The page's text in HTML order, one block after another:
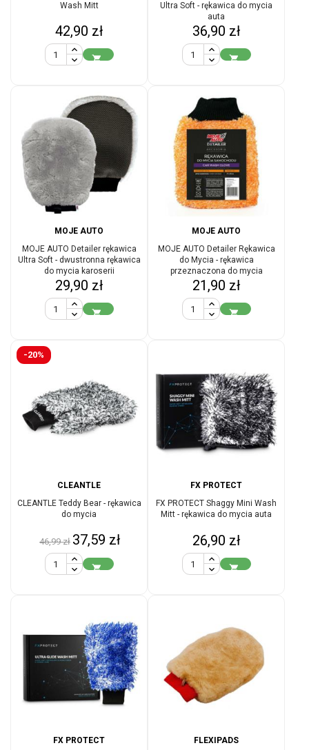
Wash Mitt
Cena
42,90 zł

Ultra Soft - rękawica do mycia
auta
Cena
36,90 zł

MOJE AUTO
MOJE AUTO Detailer rękawica
Ultra Soft - dwustronna rękawica
do mycia karoserii
Cena
29,90 zł

MOJE AUTO
MOJE AUTO Detailer Rękawica
do Mycia - rękawica
przeznaczona do mycia
karoserii samochodu
Cena
21,90 zł

-20%
CLEANTLE
CLEANTLE Teddy Bear - rękawica
do mycia
Cena
podstawowa
46,99 zł Cena
37,59 zł

FX PROTECT
FX PROTECT Shaggy Mini Wash
Mitt - rękawica do mycia auta
Cena
26,90 zł

FX PROTECT FLEXIPADS